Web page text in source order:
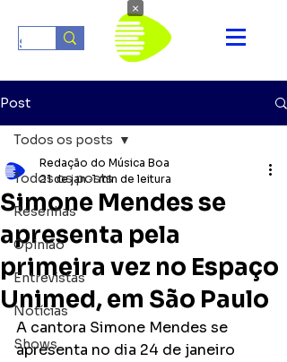
Post
Todos os posts
Resenhas
Opinião
Entrevistas
Notícias
Shows
Todos os posts
Simone Mendes se
apresenta pela
primeira vez no Espaço
Unimed, em São Paulo
Redação do Música Boa
21 de jan. 1 min de leitura
A cantora Simone Mendes se
apresenta no dia 24 de janeiro
×